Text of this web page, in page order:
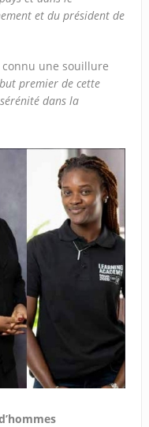
et du président de
une souillure
premier de cette
dans la